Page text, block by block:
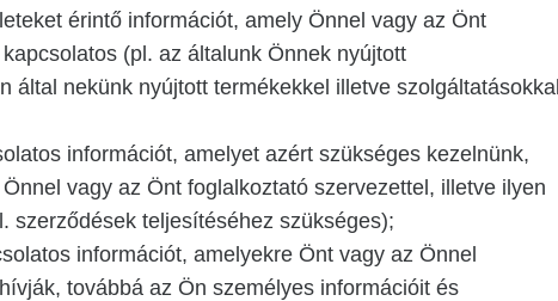
érintő információt, amely Önnel vagy az Önt
(pl. az általunk Önnek nyújtott
által nekünk nyújtott termékekkel illetve szolgáltatásokkal
információt, amelyet azért szükséges kezelnünk,
vagy az Önt foglalkoztató szervezettel, illetve ilyen
szerződések teljesítéséhez szükséges);
információt, amelyekre Önt vagy az Önnel
továbbá az Ön személyes információit és